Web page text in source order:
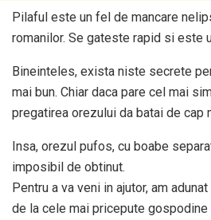
Pilaful este un fel de mancare
romanilor. Se gateste rapid si este
Bineinteles, exista niste secrete
mai bun. Chiar daca pare cel mai
pregatirea orezului da batai de cap
Insa, orezul pufos, cu boabe
imposibil de obtinut.
Pentru a va veni in ajutor, am
de la cele mai pricepute